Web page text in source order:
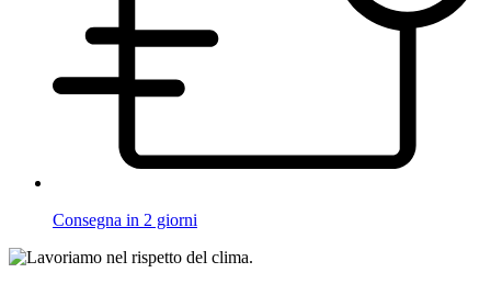
Consegna in 2 giorni